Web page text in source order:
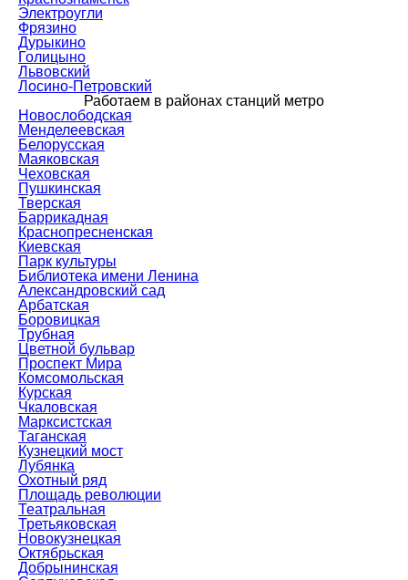
Электроугли
Фрязино
Дурыкино
Голицыно
Львовский
Лосино-Петровский
Работаем в районах станций метро
Новослободская
Менделеевская
Белорусская
Маяковская
Чеховская
Пушкинская
Тверская
Баррикадная
Краснопресненская
Киевская
Парк культуры
Библиотека имени Ленина
Александровский сад
Арбатская
Боровицкая
Трубная
Цветной бульвар
Проспект Мира
Комсомольская
Курская
Чкаловская
Марксистская
Таганская
Кузнецкий мост
Лубянка
Охотный ряд
Площадь революции
Театральная
Третьяковская
Новокузнецкая
Октябрьская
Добрынинская